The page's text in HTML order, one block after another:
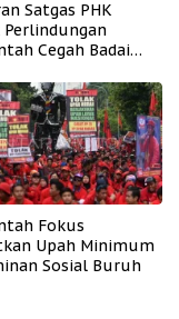
Satgas PHK
Cegah Badai
Fokus
Upah Minimum
Sosial Buruh